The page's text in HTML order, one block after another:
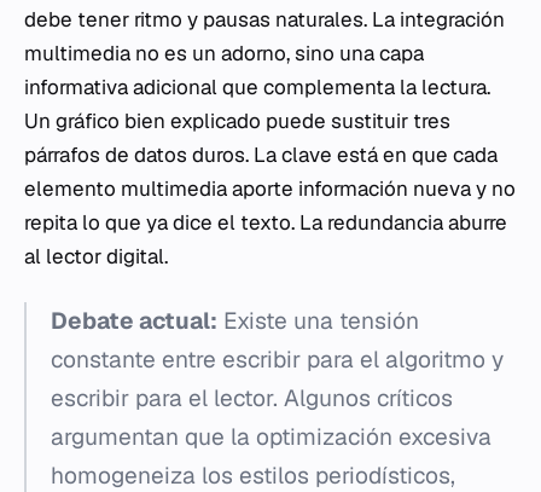
debe tener ritmo y pausas naturales. La integración
multimedia no es un adorno, sino una capa
informativa adicional que complementa la lectura.
Un gráfico bien explicado puede sustituir tres
párrafos de datos duros. La clave está en que cada
elemento multimedia aporte información nueva y no
repita lo que ya dice el texto. La redundancia aburre
al lector digital.
Debate actual: Existe una tensión
constante entre escribir para el algoritmo y
escribir para el lector. Algunos críticos
argumentan que la optimización excesiva
homogeneiza los estilos periodísticos,